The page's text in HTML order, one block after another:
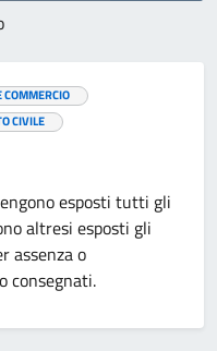
COMMERCIO
CIVILE
esposti tutti gli
altresi esposti gli
assenza o
consegnati.